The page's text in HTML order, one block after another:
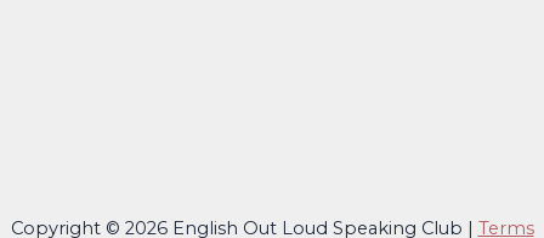
Copyright © 2026 English Out Loud Speaking Club | Terms